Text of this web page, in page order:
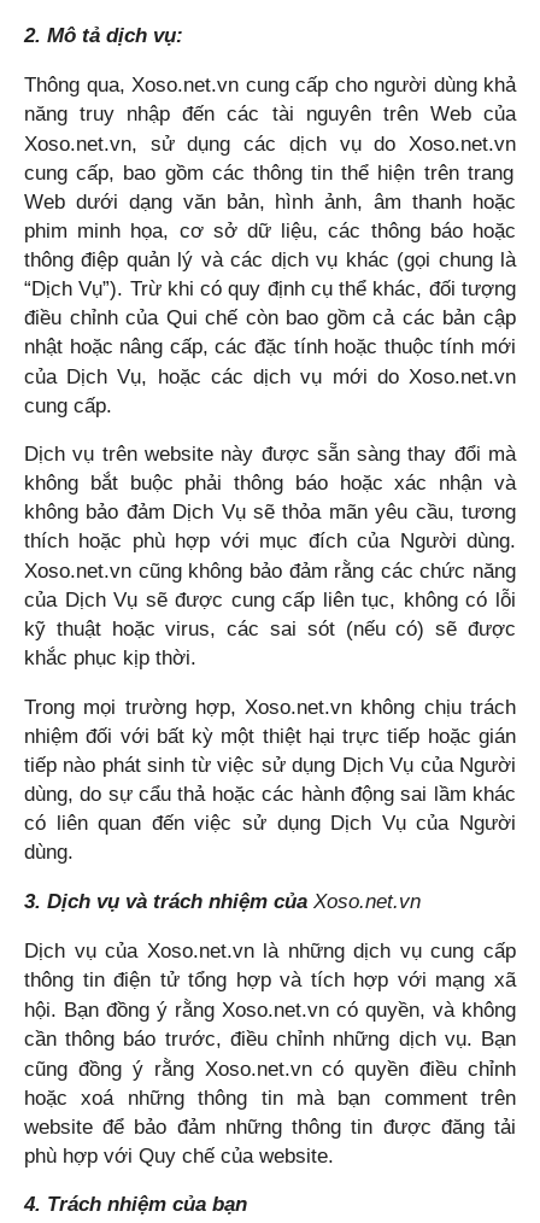
2. Mô tả dịch vụ:
Thông qua, Xoso.net.vn cung cấp cho người dùng khả
năng truy nhập đến các tài nguyên trên Web của
Xoso.net.vn, sử dụng các dịch vụ do Xoso.net.vn
cung cấp, bao gồm các thông tin thể hiện trên trang
Web dưới dạng văn bản, hình ảnh, âm thanh hoặc
phim minh họa, cơ sở dữ liệu, các thông báo hoặc
thông điệp quản lý và các dịch vụ khác (gọi chung là
“Dịch Vụ”). Trừ khi có quy định cụ thể khác, đối tượng
điều chỉnh của Qui chế còn bao gồm cả các bản cập
nhật hoặc nâng cấp, các đặc tính hoặc thuộc tính mới
của Dịch Vụ, hoặc các dịch vụ mới do Xoso.net.vn
cung cấp.
Dịch vụ trên website này được sẵn sàng thay đổi mà
không bắt buộc phải thông báo hoặc xác nhận và
không bảo đảm Dịch Vụ sẽ thỏa mãn yêu cầu, tương
thích hoặc phù hợp với mục đích của Người dùng.
Xoso.net.vn cũng không bảo đảm rằng các chức năng
của Dịch Vụ sẽ được cung cấp liên tục, không có lỗi
kỹ thuật hoặc virus, các sai sót (nếu có) sẽ được
khắc phục kịp thời.
Trong mọi trường hợp,Xoso.net.vn không chịu trách
nhiệm đối với bất kỳ một thiệt hại trực tiếp hoặc gián
tiếp nào phát sinh từ việc sử dụng Dịch Vụ của Người
dùng, do sự cẩu thả hoặc các hành động sai lầm khác
có liên quan đến việc sử dụng Dịch Vụ của Người
dùng.
3. Dịch vụ và trách nhiệm của Xoso.net.vn
Dịch vụ của Xoso.net.vnlà những dịch vụ cung cấp
thông tin điện tử tổng hợp và tích hợp với mạng xã
hội. Bạn đồng ý rằng Xoso.net.vn có quyền, và không
cần thông báo trước, điều chỉnh những dịch vụ. Bạn
cũng đồng ý rằng Xoso.net.vncó quyền điều chỉnh
hoặc xoá những thông tin mà bạn comment trên
website để bảo đảm những thông tin được đăng tải
phù hợp với Quy chế của website.
4. Trách nhiệm của bạn